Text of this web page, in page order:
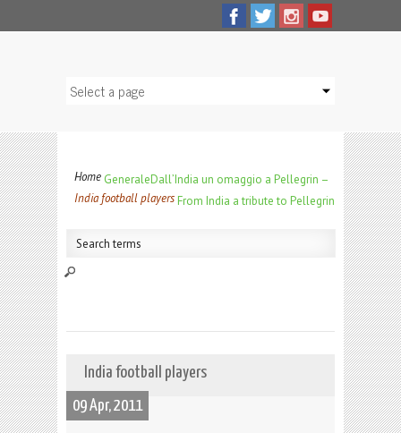
Home GeneraleDall’India un omaggio a Pellegrin –
From India a tribute to Pellegrin
India football players
India football players
09 Apr, 2011